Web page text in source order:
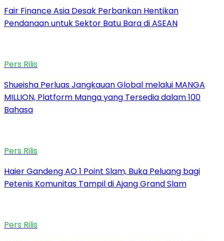
Fair Finance Asia Desak Perbankan Hentikan
Pendanaan untuk Sektor Batu Bara di ASEAN
Pers Rilis
Shueisha Perluas Jangkauan Global melalui MANGA
MILLION, Platform Manga yang Tersedia dalam 100
Bahasa
Pers Rilis
Haier Gandeng AO 1 Point Slam, Buka Peluang bagi
Petenis Komunitas Tampil di Ajang Grand Slam
Pers Rilis